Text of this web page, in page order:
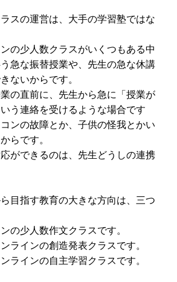
スの運営は、大手の学習塾ではな
の少人数クラスがいくつもある中
急な振替授業や、先生の急な休講
ないからです。
の直前に、先生から急に「授業が
う連絡を受けるような場合です
ンの故障とか、子供の怪我とかい
らです。
ができるのは、先生どうしの連携
目指す教育の大きな方向は、三つ
の少人数作文クラスです。
ラインの創造発表クラスです。
ラインの自主学習クラスです。